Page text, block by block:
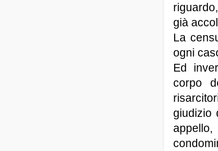
già
La
ogni
Ed
corpo
giudizio